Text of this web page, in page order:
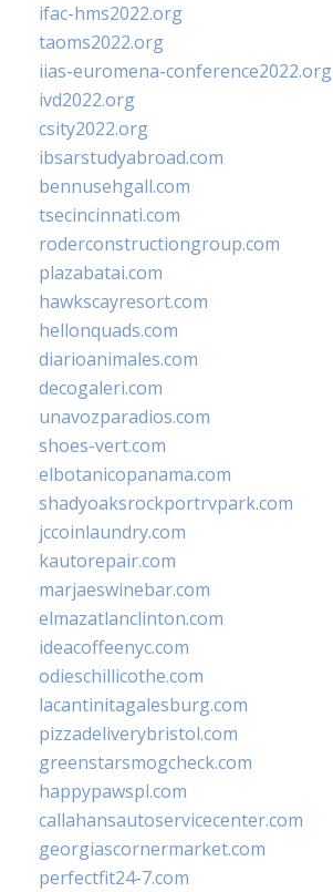
ifac-hms2022.org
taoms2022.org
iias-euromena-conference2022.org
ivd2022.org
csity2022.org
ibsarstudyabroad.com
bennusehgall.com
tsecincinnati.com
roderconstructiongroup.com
plazabatai.com
hawkscayresort.com
hellonquads.com
diarioanimales.com
decogaleri.com
unavozparadios.com
shoes-vert.com
elbotanicopanama.com
shadyoaksrockportrvpark.com
jccoinlaundry.com
kautorepair.com
marjaeswinebar.com
elmazatlanclinton.com
ideacoffeenyc.com
odieschillicothe.com
lacantinitagalesburg.com
pizzadeliverybristol.com
greenstarsmogcheck.com
happypawspl.com
callahansautoservicecenter.com
georgiascornermarket.com
perfectfit24-7.com